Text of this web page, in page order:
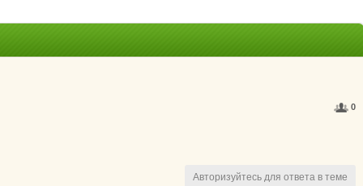
0
Авторизуйтесь для ответа в теме